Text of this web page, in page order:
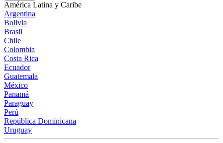
América Latina y Caribe
Argentina
Bolivia
Brasil
Chile
Colombia
Costa Rica
Ecuador
Guatemala
México
Panamá
Paraguay
Perú
República Dominicana
Uruguay